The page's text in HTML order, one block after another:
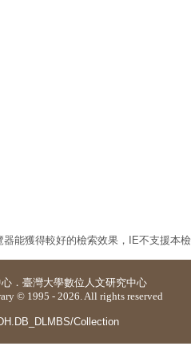
能獲得較好的檢索效果，IE不支援本檢
． 臺灣大學數位人文研究中心
© 1995 - 2026. All rights reserved
Collection